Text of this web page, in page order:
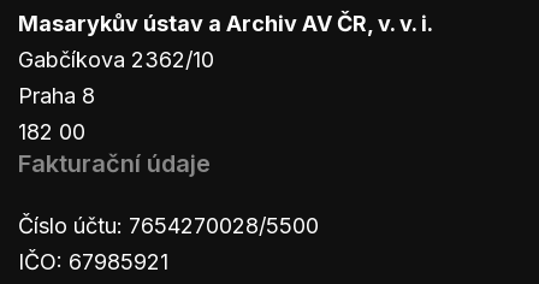
Masarykův ústav a Archiv AV ČR, v. v. i.
Gabčíkova 2362/10
Praha 8
182 00
Fakturační údaje
Číslo účtu: 7654270028/5500
IČO: 67985921